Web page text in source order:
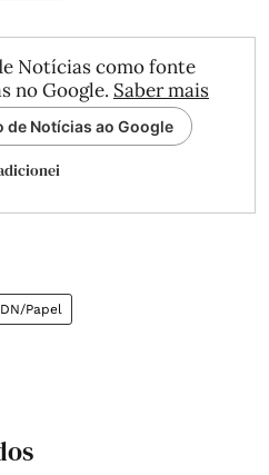
Notícias como fonte
no Google. Saber mais
de Notícias ao Google
DN/Papel